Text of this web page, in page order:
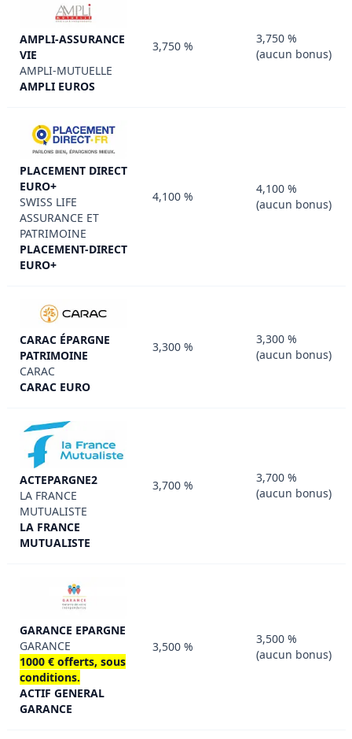
AMPLI-ASSURANCE
VIE
AMPLI-MUTUELLE
AMPLI EUROS
3,750 %
3,750 %
(aucun bonus)
PLACEMENT DIRECT
EURO+
SWISS LIFE
ASSURANCE ET
PATRIMOINE
PLACEMENT-DIRECT
EURO+
4,100 %
4,100 %
(aucun bonus)
CARAC ÉPARGNE
PATRIMOINE
CARAC
CARAC EURO
3,300 %
3,300 %
(aucun bonus)
ACTEPARGNE2
LA FRANCE
MUTUALISTE
LA FRANCE
MUTUALISTE
3,700 %
3,700 %
(aucun bonus)
GARANCE EPARGNE
GARANCE
1000 € offerts, sous
conditions.
ACTIF GENERAL
GARANCE
3,500 %
3,500 %
(aucun bonus)